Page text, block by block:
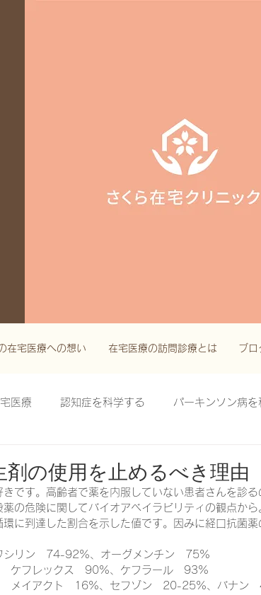
在宅医療への想い 在宅医療の訪問診療とは ブロ
医療 認知症を科学する パーキンソン病を
鬱滞性皮膚炎・潰瘍を科学する 失禁関連
刺激療法を科学する 脊髄刺激療法を科学する
剤の使用を止めるべき理由
きです。高齢者で薬を内服していない患者さんを診
薬の危険に関してバイオアベイラビリティの観点か
環に到達した割合を示した値です。因みに経口抗菌
シリン　74-92%、オーグメンチン　75%
ケフレックス　90%、ケフラール　93%
メイアクト　16%、セフゾン　20-25%、バナン